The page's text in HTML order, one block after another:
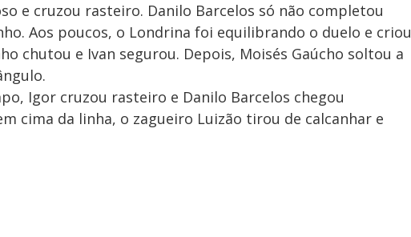
e cruzou rasteiro. Danilo Barcelos só não completou
Aos poucos, o Londrina foi equilibrando o duelo e criou
chutou e Ivan segurou. Depois, Moisés Gaúcho soltou a
Igor cruzou rasteiro e Danilo Barcelos chegou
cima da linha, o zagueiro Luizão tirou de calcanhar e